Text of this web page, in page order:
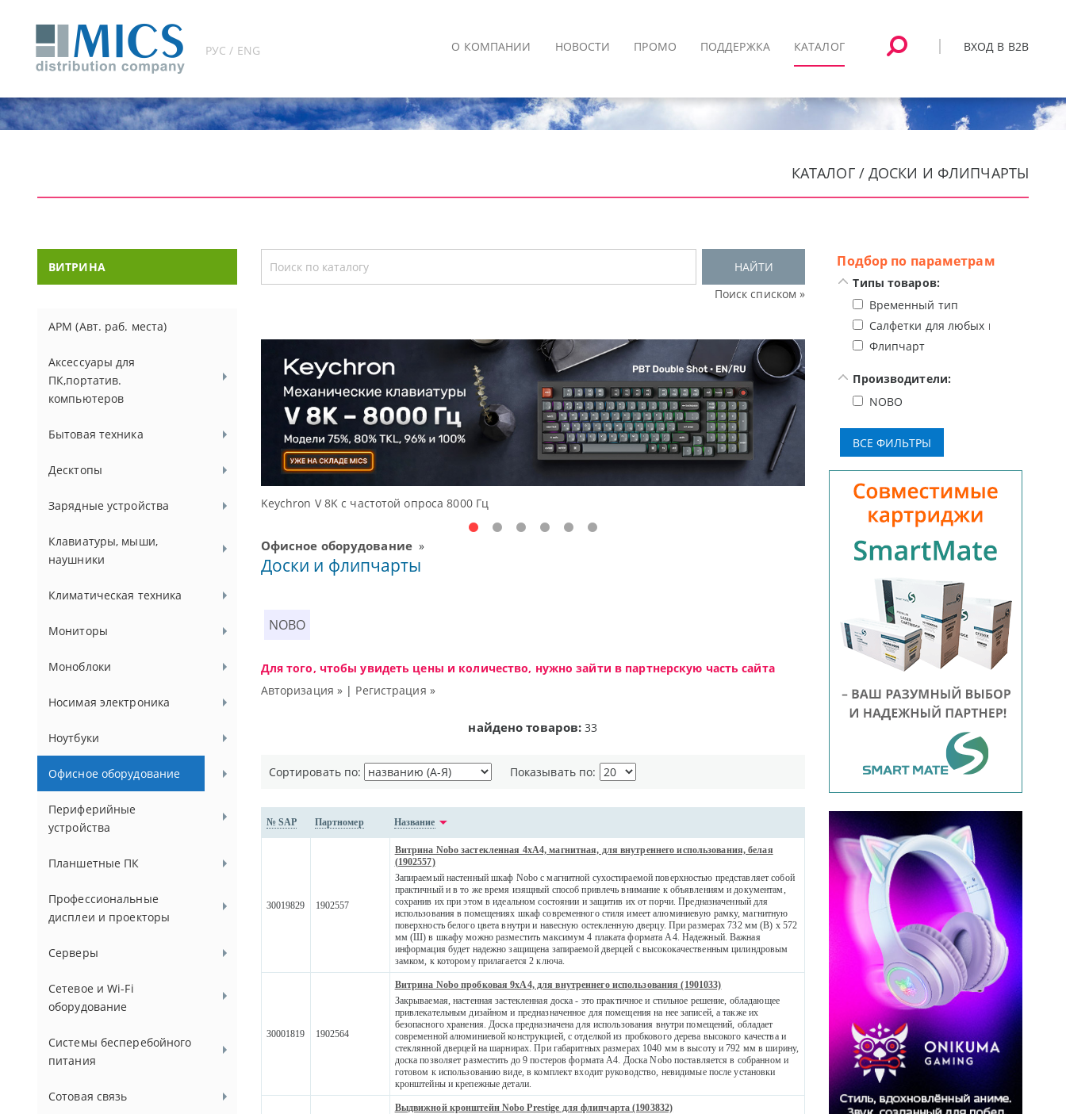
РУС / ENG ВХОД В B2B
О КОМПАНИИ НОВОСТИ ПРОМО ПОДДЕРЖКА КАТАЛОГ
КАТАЛОГ / ДОСКИ И ФЛИПЧАРТЫ
ВИТРИНА
АРМ (Авт. раб. места)
Аксессуары для
ПК,портатив.
компьютеров
Бытовая техника
Десктопы
Зарядные устройства
Клавиатуры, мыши,
наушники
Климатическая техника
Мониторы
Моноблоки
Носимая электроника
Ноутбуки
Офисное оборудование
Периферийные
устройства
Планшетные ПК
Профессиональные
дисплеи и проекторы
Серверы
Сетевое и Wi-Fi
оборудование
Системы бесперебойного
питания
Сотовая связь
НАЙТИ
Поиск списком »
Keychron V 8K с частотой опроса 8000 Гц Доступные решения начального уровня,
Офисное оборудование»
Доски и флипчарты
NOBO
Для того, чтобы увидеть цены и количество, нужно зайти в партнерскую часть сайта
Авторизация » | Регистрация »
найдено товаров: 33
Сортировать по: Показывать по:
№ SAP Партномер Название
30019829 1902557
Витрина Nobo застекленная 4xA4, магнитная, для внутреннего использования, белая
(1902557)
Запираемый настенный шкаф Nobo с магнитной сухостираемой поверхностью представляет собой
практичный и в то же время изящный способ привлечь внимание к объявлениям и документам,
сохранив их при этом в идеальном состоянии и защитив их от порчи. Предназначенный для
использования в помещениях шкаф современного стиля имеет алюминиевую рамку, магнитную
поверхность белого цвета внутри и навесную остекленную дверцу. При размерах 732 мм (В) х 572
мм (Ш) в шкафу можно разместить максимум 4 плаката формата A4. Надежный. Важная
информация будет надежно защищена запираемой дверцей с высококачественным цилиндровым
замком, к которому прилагается 2 ключа.
30001819 1902564
Витрина Nobo пробковая 9xA4, для внутреннего использования (1901033)
Закрываемая, настенная застекленная доска - это практичное и стильное решение, обладающее
привлекательным дизайном и предназначенное для помещения на нее записей, а также их
безопасного хранения. Доска предназначена для использования внутри помещений, обладает
современной алюминиевой конструкцией, с отделкой из пробкового дерева высокого качества и
стеклянной дверцей на шарнирах. При габаритных размерах 1040 мм в высоту и 792 мм в ширину,
доска позволяет разместить до 9 постеров формата A4. Доска Nobo поставляется в собранном и
готовом к использованию виде, в комплект входит руководство, невидимые после установки
кронштейны и крепежные детали.
Выдвижной кронштейн Nobo Prestige для флипчарта (1903832)
Подбор по параметрам
Типы товаров:
Временный тип
Салфетки для любых поверхностей
Флипчарт
Производители:
NOBO